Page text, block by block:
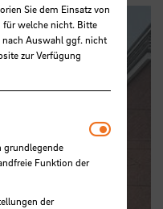
Sie dem Einsatz von
welche nicht. Bitte
nach Auswahl ggf. nicht
zur Verfügung
grundlegende
Funktion der
der